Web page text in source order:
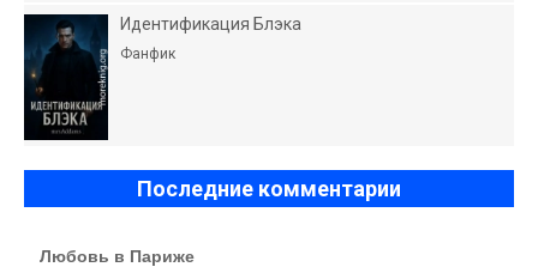
Идентификация Блэка
Фанфик
Последние комментарии
Любовь в Париже